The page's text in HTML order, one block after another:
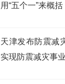
用“五个一”来概括
天津发布防震减
实现防震减灾事